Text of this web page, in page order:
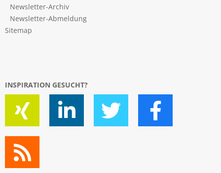
Newsletter-Archiv
Newsletter-Abmeldung
Sitemap
INSPIRATION GESUCHT?